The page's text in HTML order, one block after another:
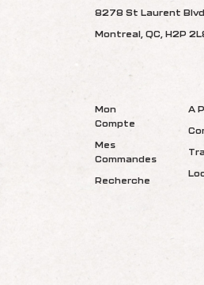
8278 St Laurent Blvd
Montreal, QC, H2P
Mon
Compte
Mes
Commandes
Recherche
A